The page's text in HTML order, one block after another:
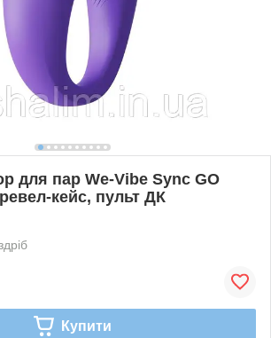
для пар We-Vibe Sync GO
кейс, пульт ДК
Купити